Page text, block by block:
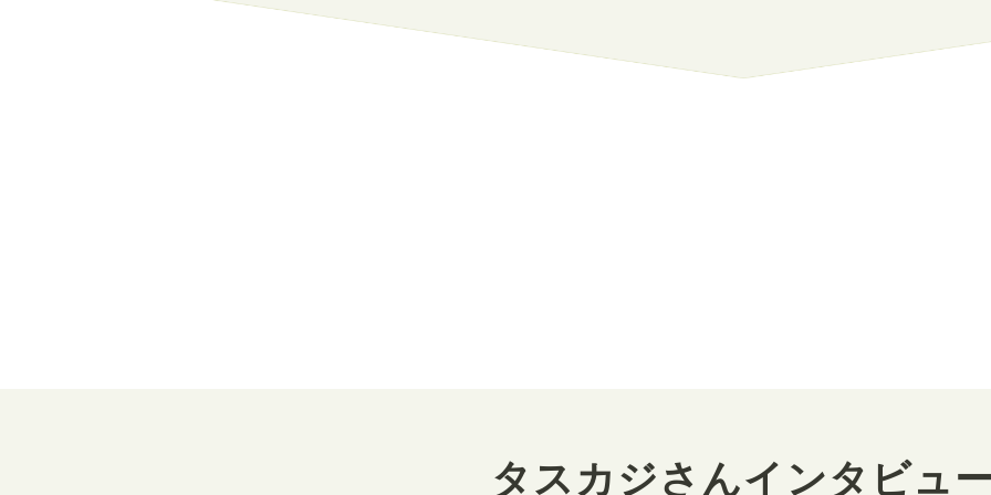
タスカジさんインタビュ